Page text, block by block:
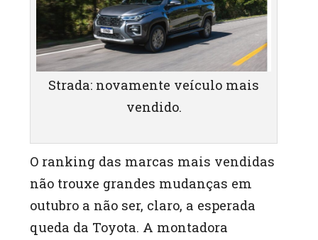
Strada: novamente veículo mais
vendido.
O ranking das marcas mais vendidas
não trouxe grandes mudanças em
outubro a não ser, claro, a esperada
queda da Toyota. A montadora